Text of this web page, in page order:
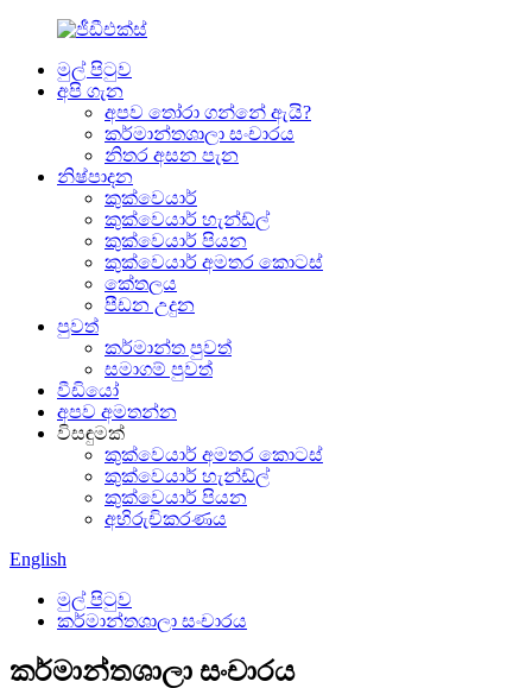
මුල් පිටුව
අපි ගැන
අපව තෝරා ගන්නේ ඇයි?
කර්මාන්තශාලා සංචාරය
නිතර අසන පැන
නිෂ්පාදන
කුක්වෙයාර්
කුක්වෙයාර් හැන්ඩ්ල්
කුක්වෙයාර් පියන
කුක්වෙයාර් අමතර කොටස්
කේතලය
පීඩන උදුන
පුවත්
කර්මාන්ත පුවත්
සමාගම් පුවත්
වීඩියෝ
අපව අමතන්න
විසඳුමක්
කුක්වෙයාර් අමතර කොටස්
කුක්වෙයාර් හැන්ඩ්ල්
කුක්වෙයාර් පියන
අභිරුචිකරණය
English
මුල් පිටුව
කර්මාන්තශාලා සංචාරය
කර්මාන්තශාලා සංචාරය